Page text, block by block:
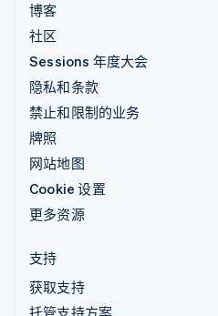
博客
社区
Sessions 年度大会
隐私和条款
禁止和限制的业务
牌照
网站地图
Cookie 设置
更多资源
支持
获取支持